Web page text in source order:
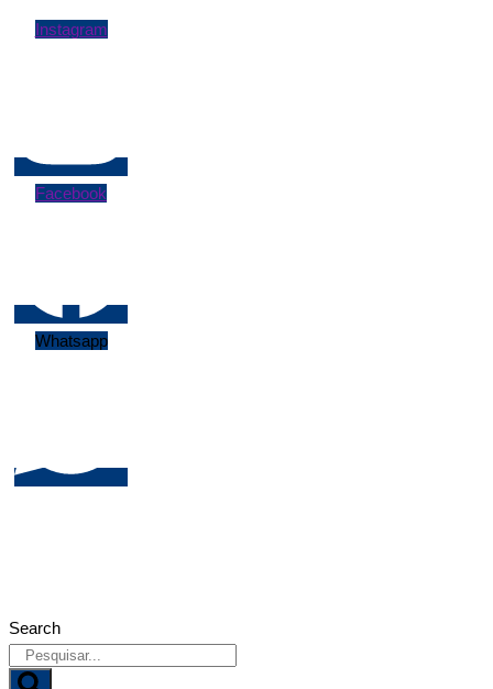
Instagram
Facebook
Whatsapp
Search